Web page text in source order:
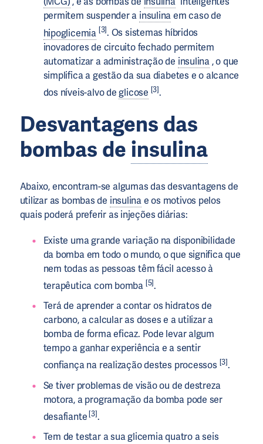
permitem suspender a insulinaem caso de
hipoglicemia [3]. Os sistemas híbridos
inovadores de circuito fechado permitem
automatizar a administração de insulina, o que
simplifica a gestão da sua diabetes e o alcance
dos níveis-alvo deglicose [3].
Desvantagens das
bombas de insulina
Abaixo, encontram-se algumas das desvantagens de
utilizar as bombas de insulinae os motivos pelos
quais poderá preferir as injeções diárias:
Existe uma grande variação na disponibilidade
da bomba em todo o mundo, o que significa que
nem todas as pessoas têm fácil acesso à
terapêutica com bomba [5].
Terá de aprender a contar os hidratos de
carbono, a calcular as doses e a utilizar a
bomba de forma eficaz. Pode levar algum
tempo a ganhar experiência e a sentir
confiança na realização destes processos [3].
Se tiver problemas de visão ou de destreza
motora, a programação da bomba pode ser
desafiante[3].
Tem de testar a sua glicemia quatro a seis